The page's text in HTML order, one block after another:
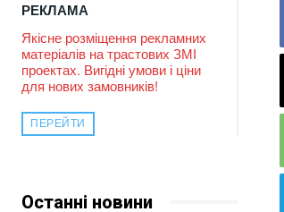
РЕКЛАМА
Якісне розміщення рекламних
матеріалів на трастових ЗМІ
проектах. Вигідні умови і ціни
для нових замовників!
ПЕРЕЙТИ
Останні новини